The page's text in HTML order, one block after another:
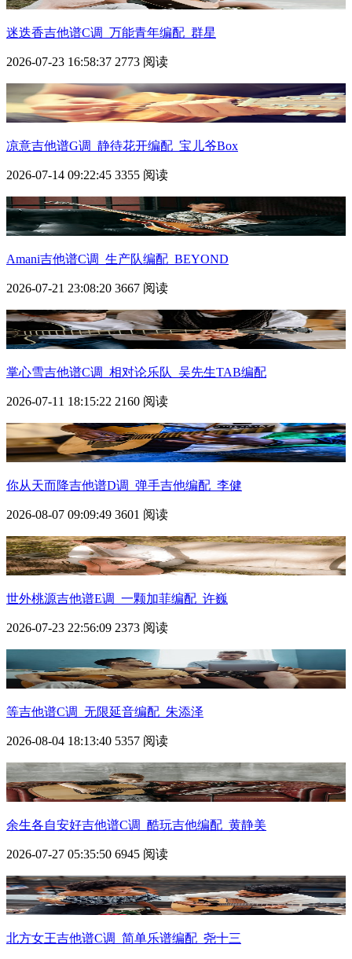
迷迭香吉他谱C调_万能青年编配_群星
2026-07-23 16:58:37 2773 阅读
凉意吉他谱G调_静待花开编配_宝儿爷Box
2026-07-14 09:22:45 3355 阅读
Amani吉他谱C调_生产队编配_BEYOND
2026-07-21 23:08:20 3667 阅读
掌心雪吉他谱C调_相对论乐队_吴先生TAB编配
2026-07-11 18:15:22 2160 阅读
你从天而降吉他谱D调_弹手吉他编配_李健
2026-08-07 09:09:49 3601 阅读
世外桃源吉他谱E调_一颗加菲编配_许巍
2026-07-23 22:56:09 2373 阅读
等吉他谱C调_无限延音编配_朱添泽
2026-08-04 18:13:40 5357 阅读
余生各自安好吉他谱C调_酷玩吉他编配_黄静美
2026-07-27 05:35:50 6945 阅读
北方女王吉他谱C调_简单乐谱编配_尧十三